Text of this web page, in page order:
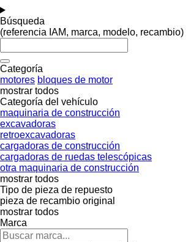
Búsqueda
(referencia IAM, marca, modelo, recambio)
Categoría
motores bloques de motor
mostrar todos
Categoría del vehículo
maquinaria de construcción
excavadoras
retroexcavadoras
cargadoras de construcción
cargadoras de ruedas telescópicas
otra maquinaria de construcción
mostrar todos
Tipo de pieza de repuesto
pieza de recambio original
mostrar todos
Marca